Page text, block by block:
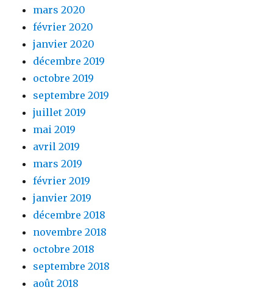
mars 2020
février 2020
janvier 2020
décembre 2019
octobre 2019
septembre 2019
juillet 2019
mai 2019
avril 2019
mars 2019
février 2019
janvier 2019
décembre 2018
novembre 2018
octobre 2018
septembre 2018
août 2018